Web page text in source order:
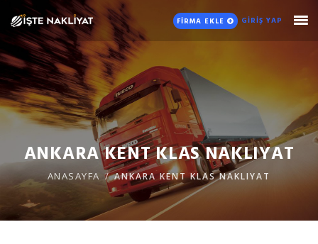
FİRMA EKLE GİRİŞ YAP
ANKARA KENT KLAS NAKLIYAT
ANASAYFA ANKARA KENT KLAS NAKLIYAT